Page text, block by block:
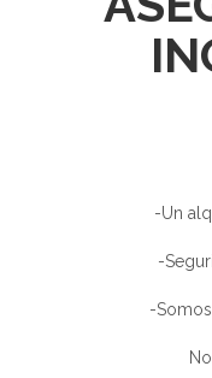
-Un
-
-
Nos hacemos